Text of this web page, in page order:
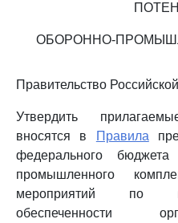
ОБОРОННО-
Правительство
Утвердить
вносятся в
Правила
федерального бюджета
промышленного
мероприятий по
обеспеченности